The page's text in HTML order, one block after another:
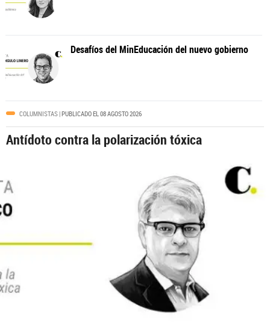
El gobierno más corrupto: el legado de
COLUMNISTAS| PUBLICADO EL 08 AGOSTO 2026
Antídoto contra la polarización tóxica